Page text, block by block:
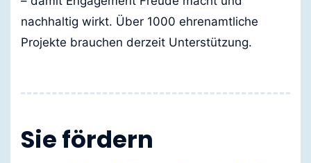
nachhaltig wirkt. Über 1000 ehrenamtliche
Projekte brauchen derzeit Unterstützung.
Sie fördern